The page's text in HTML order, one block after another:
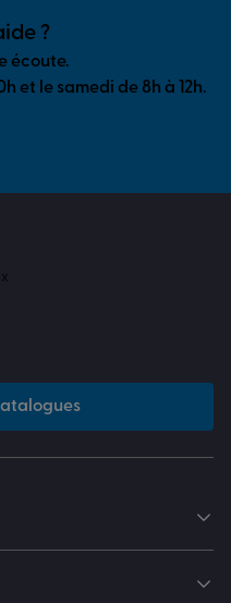
?
écoute.
et le samedi de 8h à 12h.